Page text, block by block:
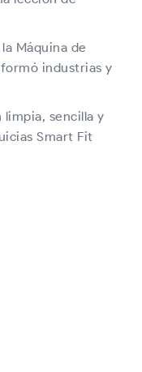
Máquina de
industrias y
limpia, sencilla y
Smart Fit